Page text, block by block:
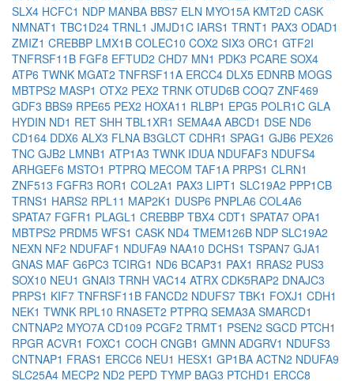
SLX4 HCFC1 NDP MANBA BBS7 ELN MYO15A KMT2D CASK
NMNAT1 TBC1D24 TRNL1 JMJD1C IARS1 TRNT1 PAX3 ODAD1
ZMIZ1 CREBBP LMX1B COLEC10 COX2 SIX3 ORC1 GTF2I
TNFRSF11B FGF8 EFTUD2 CHD7 MN1 PDK3 PCARE SOX4
ATP6 TWNK MGAT2 TNFRSF11A ERCC4 DLX5 EDNRB MOGS
MBTPS2 MASP1 OTX2 PEX2 TRNK OTUD6B COQ7 ZNF469
GDF3 BBS9 RPE65 PEX2 HOXA11 RLBP1 EPG5 POLR1C GLA
HYDIN ND1 RET SHH TBL1XR1 SEMA4A ABCD1 DSE ND6
CD164 DDX6 ALX3 FLNA B3GLCT CDHR1 SPAG1 GJB6 PEX26
TNC GJB2 LMNB1 ATP1A3 TWNK IDUA NDUFAF3 NDUFS4
ARHGEF6 MSTO1 PTPRQ MECOM TAF1A PRPS1 CLRN1
ZNF513 FGFR3 ROR1 COL2A1 PAX3 LIPT1 SLC19A2 PPP1CB
TRNS1 HARS2 RPL11 MAP2K1 DUSP6 PNPLA6 COL4A6
SPATA7 FGFR1 PLAGL1 CREBBP TBX4 CDT1 SPATA7 OPA1
MBTPS2 PRDM5 WFS1 CASK ND4 TMEM126B NDP SLC19A2
NEXN NF2 NDUFAF1 NDUFA9 NAA10 DCHS1 TSPAN7 GJA1
GNAS MAF G6PC3 TCIRG1 ND6 BCAP31 PAX1 RRAS2 PUS3
SOX10 NEU1 GNAI3 TRNH VAC14 ATRX CDK5RAP2 DNAJC3
PRPS1 KIF7 TNFRSF11B FANCD2 NDUFS7 TBK1 FOXJ1 CDH1
NEK1 TWNK RPL10 RNASET2 PTPRQ SEMA3A SMARCD1
CNTNAP2 MYO7A CD109 PCGF2 TRMT1 PSEN2 SGCD PTCH1
RPGR ACVR1 FOXC1 COCH CNGB1 GMNN ADGRV1 NDUFS3
CNTNAP1 FRAS1 ERCC6 NEU1 HESX1 GP1BA ACTN2 NDUFA9
SLC25A4 MECP2 ND2 PEPD TYMP BAG3 PTCHD1 ERCC8